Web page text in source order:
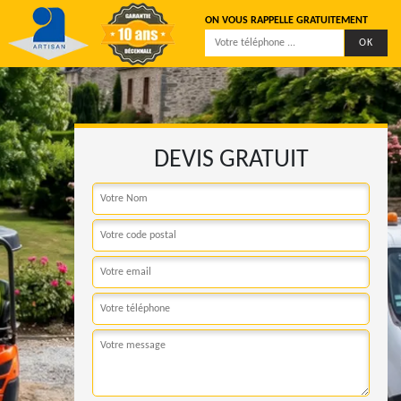
ON VOUS RAPPELLE GRATUITEMENT
DEVIS GRATUIT